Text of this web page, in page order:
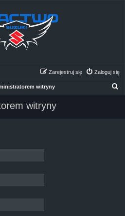
Zaloguj się
Zarejestruj się
witryny
witryny